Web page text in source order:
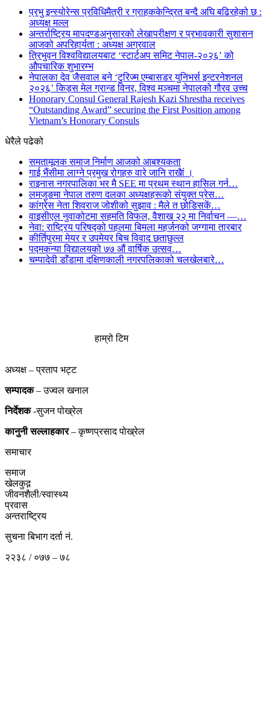
प्रभु इन्स्योरेन्स प्रविधिमैत्री र ग्राहककेन्द्रित बन्दै अघि बढिरहेको छ :
अध्यक्ष मल्ल
अन्तर्राष्ट्रिय मापदण्डअनुसारको लेखापरीक्षण र प्रभावकारी सुशासन
आजको अपरिहार्यता : अध्यक्ष अग्रवाल
त्रिभुवन विश्वविद्यालयबाट ‘स्टार्टअप समिट नेपाल-२०२६’ को
औपचारिक शुभारम्भ
नेपालका देव जैसवाल बने ‘टुरिज्म एम्बासडर युनिभर्स इन्टरनेशनल
२०२६’ किड्स मेल ग्रान्ड विनर, विश्व मञ्चमा नेपालको गौरव उच्च
Honorary Consul General Rajesh Kazi Shrestha receives
“Outstanding Award” securing the First Position among
Vietnam’s Honorary Consuls
धेरैले पढेको
समतामूलक समाज निर्माण आजको आबश्यकता
गाई भैंसीमा लाग्ने प्रमुख रोगहरु वारे जानि राखैां ।
राइनास नगरपालिका भर मै SEE मा प्रथम स्थान हासिल गर्न…
लमजुङमा नेपाल तरुण दलका अध्यक्षहरूको संयुक्त प्रेस…
कांग्रेस नेता शिवराज जोशीको सुझाव : मैले त छोडिसकें…
वाइसीएल नुवाकोटमा सहमति विफल, वैशाख २२ मा निर्वाचन —…
नेवा: राष्ट्रिय परिषद्को पहलमा बिमला महर्जनको जग्गामा तारबार
कीर्तिपुरमा मेयर र उपमेयर बिच विवाद छताछुल्ल
पद्मकन्या विद्यालयको ७७ औं ‌‌वार्षिक ‌उत्सव…
चम्पादेवी डाँडामा दक्षिणकाली नगरपलिकाको चलखेलबारे…
हाम्रो टिम
अध्यक्ष – प्रताप भट्ट
सम्पादक– उज्वल खनाल
निर्देशक-सुजन पोख्रेल
कानुनी सल्लाहकार– कृष्णप्रसाद पोख्रेल
समाचार
समाज
खेलकुद़़
जीवनशैली/स्वास्थ्य
प्रवास
अन्तराष्ट्रिय
सुचना बिभाग दर्ता नं.
२२३८ / ०७७ – ७८